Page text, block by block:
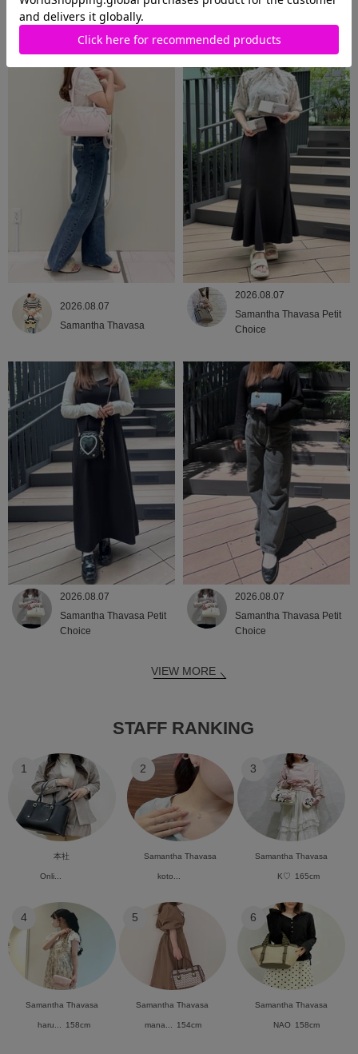
2026.08.09
Samantha Thavasa
2026.08.08
Samantha Thavasa
2026.08.07
Samantha Thavasa
2026.08.07
Samantha Thavasa Petit
Choice
2026.08.07
Samantha Thavasa Petit
Choice
2026.08.07
Samantha Thavasa Petit
Choice
VIEW MORE
STAFF RANKING
1
本社
Onli...
2
Samantha Thavasa
koto...
3
Samantha Thavasa
K♡ 165cm
4
Samantha Thavasa
haru... 158cm
5
Samantha Thavasa
mana... 154cm
6
Samantha Thavasa
NAO 158cm